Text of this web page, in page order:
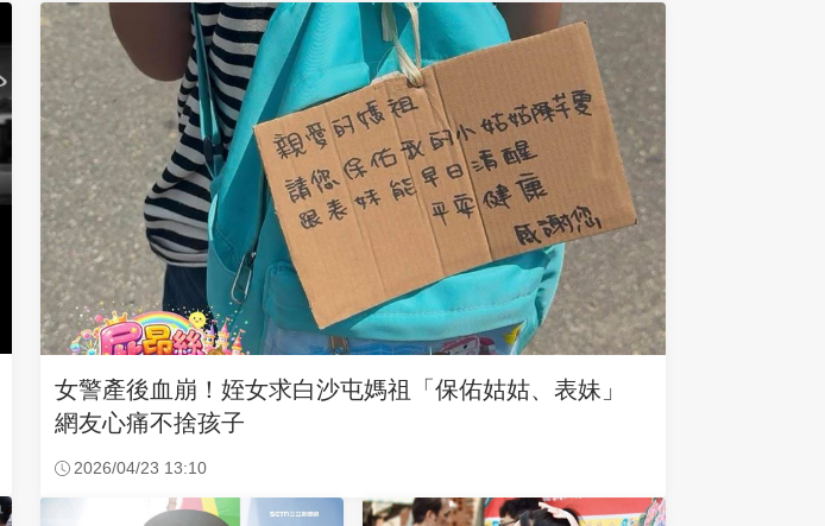
女警產後血崩！姪女求白沙屯媽祖「保佑姑姑、表妹」
網友心痛不捨孩子
2026/04/23 13:10